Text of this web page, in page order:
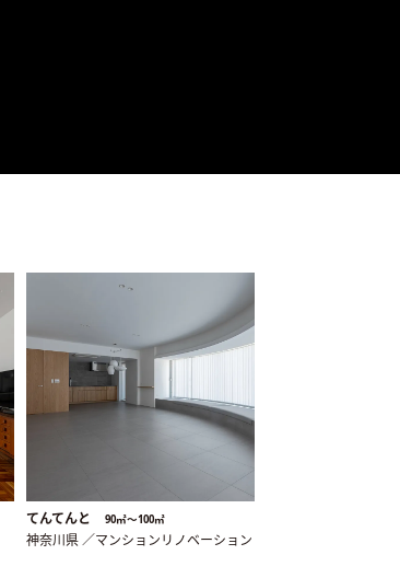
てんてんと 90㎡〜100㎡
神奈川県 ／マンションリノベーション